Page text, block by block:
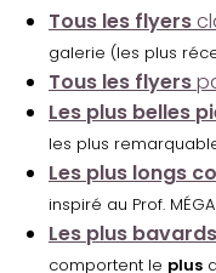
Tous les flyers
galerie (les plus
Tous les flyers
Les plus belles
les plus
Les plus longs
inspiré au Prof.
Les plus bavards
comportent le plus